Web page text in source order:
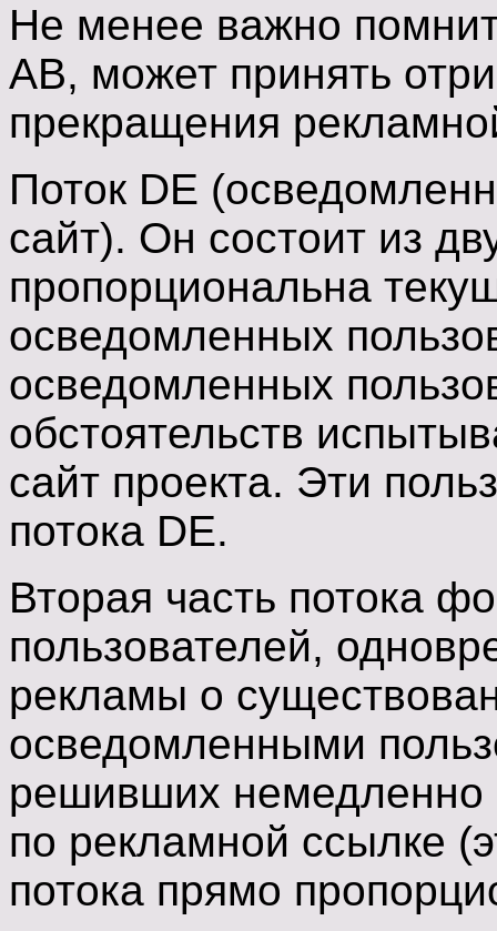
Не менее важно
АВ, может принять
прекращения
Поток DE
сайт). Он состоит из
пропорциональна
осведомленных
осведомленных
обстоятельств
сайт проекта. Эти
потока DE.
Вторая часть потока
пользователей,
рекламы о
осведомленными
решивших немедленно
по рекламной ссылке
потока прямо